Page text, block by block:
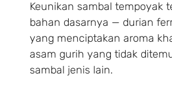
Keunikan sambal tempoyak
bahan dasarnya — durian
yang menciptakan aroma
asam gurih yang tidak
sambal jenis lain.